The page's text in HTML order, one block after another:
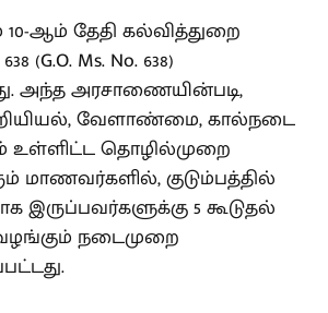
10-ஆம் தேதி கல்வித்துறை
Ms. No. 638)
அந்த அரசாணையின்படி,
வேளாண்மை, கால்நடை
உள்ளிட்ட தொழில்முறை
மாணவர்களில், குடும்பத்தில்
இருப்பவர்களுக்கு 5 கூடுதல்
நடைமுறை